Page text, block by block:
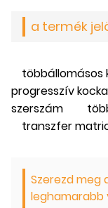
a termék
többállomásos
progresszív kocka
szerszám
transzfer
Szerezd meg
leghamarabb